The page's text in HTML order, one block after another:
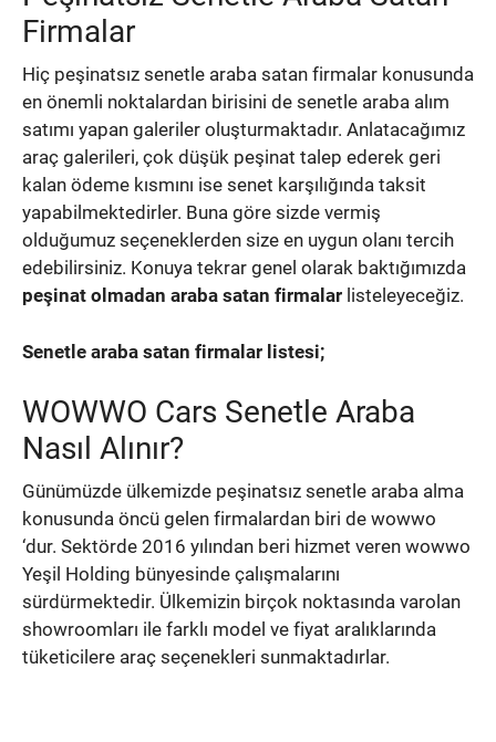
Firmalar
Hiç peşinatsız senetle araba satan firmalar konusunda
en önemli noktalardan birisini de senetle araba alım
satımı yapan galeriler oluşturmaktadır. Anlatacağımız
araç galerileri, çok düşük peşinat talep ederek geri
kalan ödeme kısmını ise senet karşılığında taksit
yapabilmektedirler. Buna göre sizde vermiş
olduğumuz seçeneklerden size en uygun olanı tercih
edebilirsiniz. Konuya tekrar genel olarak baktığımızda
peşinat olmadan araba satan firmalar listeleyeceğiz.
Senetle araba satan firmalar listesi;
WOWWO Cars Senetle Araba
Nasıl Alınır?
Günümüzde ülkemizde peşinatsız senetle araba alma
konusunda öncü gelen firmalardan biri de wowwo
‘dur. Sektörde 2016 yılından beri hizmet veren wowwo
Yeşil Holding bünyesinde çalışmalarını
sürdürmektedir. Ülkemizin birçok noktasında varolan
showroomları ile farklı model ve fiyat aralıklarında
tüketicilere araç seçenekleri sunmaktadırlar.